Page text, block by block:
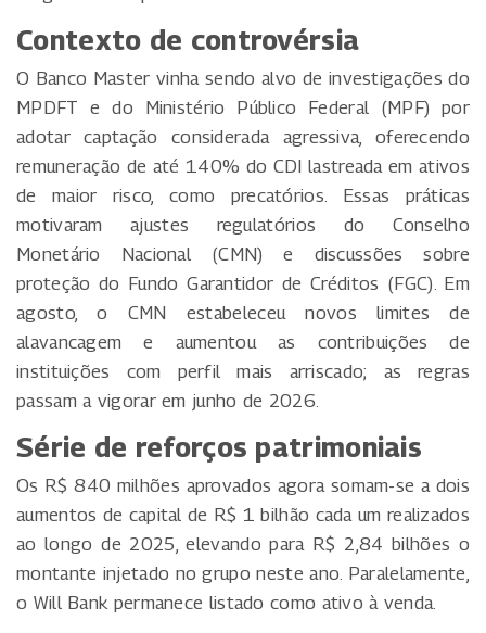
Contexto de controvérsia
O Banco Master vinha sendo alvo de investigações do
MPDFT e do Ministério Público Federal (MPF) por
adotar captação considerada agressiva, oferecendo
remuneração de até 140% do CDI lastreada em ativos
de maior risco, como precatórios. Essas práticas
motivaram ajustes regulatórios do Conselho
Monetário Nacional (CMN) e discussões sobre
proteção do Fundo Garantidor de Créditos (FGC). Em
agosto, o CMN estabeleceu novos limites de
alavancagem e aumentou as contribuições de
instituições com perfil mais arriscado; as regras
passam a vigorar em junho de 2026.
Série de reforços patrimoniais
Os R$ 840 milhões aprovados agora somam-se a dois
aumentos de capital de R$ 1 bilhão cada um realizados
ao longo de 2025, elevando para R$ 2,84 bilhões o
montante injetado no grupo neste ano. Paralelamente,
o Will Bank permanece listado como ativo à venda.